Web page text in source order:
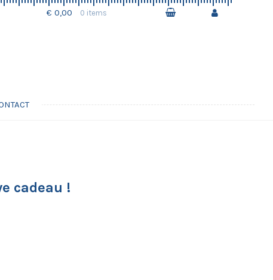
€ 0,00 0 items
cadeau !